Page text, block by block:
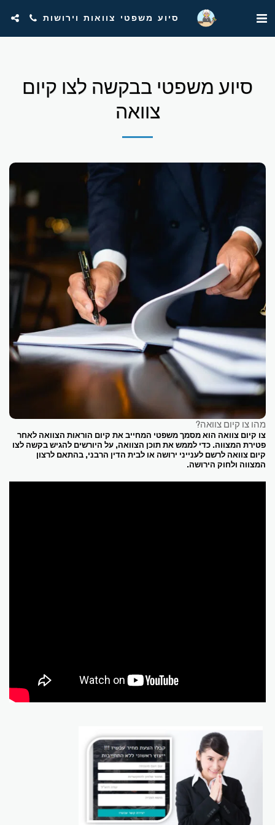
סיוע משפטי צוואות וירושות
סיוע משפטי בבקשה לצו קיום
צוואה
מהו צו קיום צוואה?
צו קיום צוואה הוא מסמך משפטי המחייב את קיום הוראות הצוואה לאחר
פטירת המצווה. כדי לממש את תוכן הצוואה, על היורשים להגיש בקשה לצו
קיום צוואה לרשם לענייני ירושה או לבית הדין הרבני, בהתאם לרצון
המצווה ולחוק הירושה.